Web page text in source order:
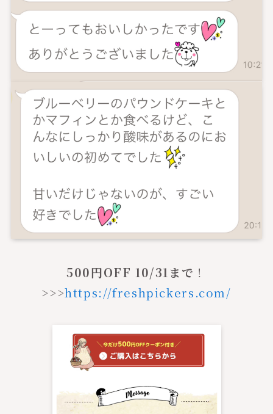
500円OFF 10/31まで ！
>>>https://freshpickers.com/